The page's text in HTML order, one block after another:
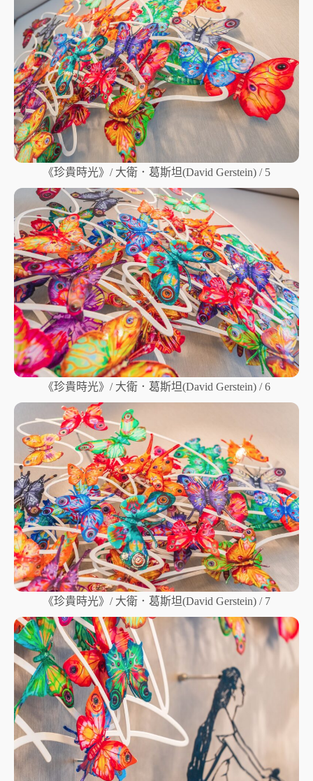
《珍貴時光》/ 大衛．葛斯坦(David Gerstein) / 5
《珍貴時光》/ 大衛．葛斯坦(David Gerstein) / 6
《珍貴時光》/ 大衛．葛斯坦(David Gerstein) / 7